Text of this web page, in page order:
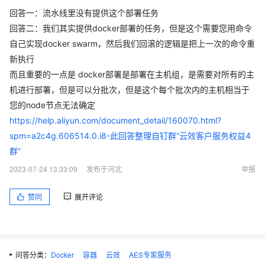
回答一：流水线里没有提供这个部署任务
回答二：我们其实提供docker部署的任务，但是这个需要您用命令
自己实现docker swarm，然后我们回滚的逻辑是把上一次的命令重
新执行
而且重要的一点是 docker部署是部署在主机组，是需要对所有的主
机进行部署，但是可以分批次，但是这个每个批次内的主机相当于
您的node节点无法确定
https://help.aliyun.com/document_detail/160070.html?
spm=a2c4g.606514.0.i8-此回答整理自钉群“云效客户服务权益4
群”
2023-07-24 13:33:09
发布于河北 举报
赞同 展开评论
问答分类： Docker 容器 云效
AES专家服务